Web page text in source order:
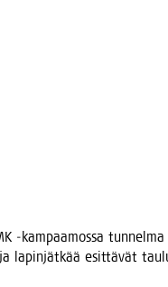
‑kam­paa­mos­sa
lapin­jät­kää esit­tä­vät